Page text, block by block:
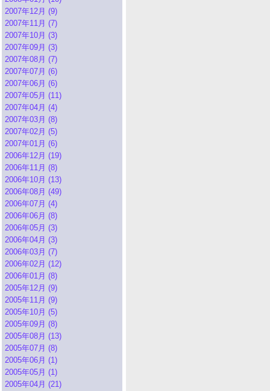
2007年12月 (9)
2007年11月 (7)
2007年10月 (3)
2007年09月 (3)
2007年08月 (7)
2007年07月 (6)
2007年06月 (6)
2007年05月 (11)
2007年04月 (4)
2007年03月 (8)
2007年02月 (5)
2007年01月 (6)
2006年12月 (19)
2006年11月 (8)
2006年10月 (13)
2006年08月 (49)
2006年07月 (4)
2006年06月 (8)
2006年05月 (3)
2006年04月 (3)
2006年03月 (7)
2006年02月 (12)
2006年01月 (8)
2005年12月 (9)
2005年11月 (9)
2005年10月 (5)
2005年09月 (8)
2005年08月 (13)
2005年07月 (8)
2005年06月 (1)
2005年05月 (1)
2005年04月 (21)